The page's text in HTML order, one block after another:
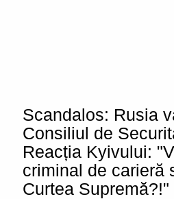
Scandalos: Rusia
Consiliul de
Reacția Kyivului:
criminal de carieră
Curtea Supremă?!"